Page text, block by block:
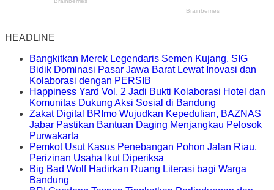
HEADLINE
Bangkitkan Merek Legendaris Semen Kujang, SIG
Bidik Dominasi Pasar Jawa Barat Lewat Inovasi dan
Kolaborasi dengan PERSIB
Happiness Yard Vol. 2 Jadi Bukti Kolaborasi Hotel dan
Komunitas Dukung Aksi Sosial di Bandung
Zakat Digital BRImo Wujudkan Kepedulian, BAZNAS
Jabar Pastikan Bantuan Daging Menjangkau Pelosok
Purwakarta
Pemkot Usut Kasus Penebangan Pohon Jalan Riau,
Perizinan Usaha Ikut Diperiksa
Big Bad Wolf Hadirkan Ruang Literasi bagi Warga
Bandung